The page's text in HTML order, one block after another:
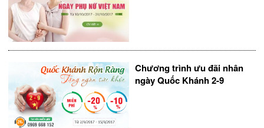
Chương trình ưu đãi nhân
ngày Quốc Khánh 2-9